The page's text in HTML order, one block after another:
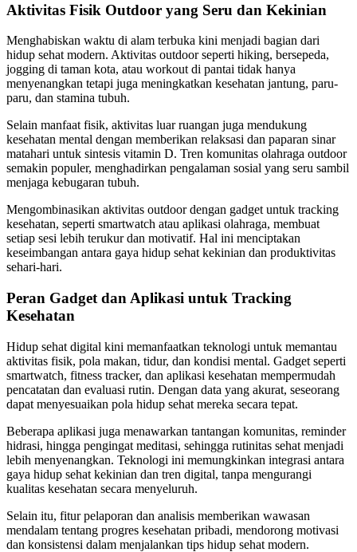
Aktivitas Fisik Outdoor yang Seru dan Kekinian
Menghabiskan waktu di alam terbuka kini menjadi bagian dari
hidup sehat modern. Aktivitas outdoor seperti hiking, bersepeda,
jogging di taman kota, atau workout di pantai tidak hanya
menyenangkan tetapi juga meningkatkan kesehatan jantung, paru-
paru, dan stamina tubuh.
Selain manfaat fisik, aktivitas luar ruangan juga mendukung
kesehatan mental dengan memberikan relaksasi dan paparan sinar
matahari untuk sintesis vitamin D. Tren komunitas olahraga outdoor
semakin populer, menghadirkan pengalaman sosial yang seru sambil
menjaga kebugaran tubuh.
Mengombinasikan aktivitas outdoor dengan gadget untuk tracking
kesehatan, seperti smartwatch atau aplikasi olahraga, membuat
setiap sesi lebih terukur dan motivatif. Hal ini menciptakan
keseimbangan antara gaya hidup sehat kekinian dan produktivitas
sehari-hari.
Peran Gadget dan Aplikasi untuk Tracking
Kesehatan
Hidup sehat digital kini memanfaatkan teknologi untuk memantau
aktivitas fisik, pola makan, tidur, dan kondisi mental. Gadget seperti
smartwatch, fitness tracker, dan aplikasi kesehatan mempermudah
pencatatan dan evaluasi rutin. Dengan data yang akurat, seseorang
dapat menyesuaikan pola hidup sehat mereka secara tepat.
Beberapa aplikasi juga menawarkan tantangan komunitas, reminder
hidrasi, hingga pengingat meditasi, sehingga rutinitas sehat menjadi
lebih menyenangkan. Teknologi ini memungkinkan integrasi antara
gaya hidup sehat kekinian dan tren digital, tanpa mengurangi
kualitas kesehatan secara menyeluruh.
Selain itu, fitur pelaporan dan analisis memberikan wawasan
mendalam tentang progres kesehatan pribadi, mendorong motivasi
dan konsistensi dalam menjalankan tips hidup sehat modern.